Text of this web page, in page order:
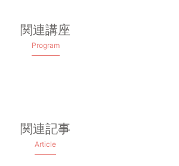
関連講座
Program
関連記事
Article